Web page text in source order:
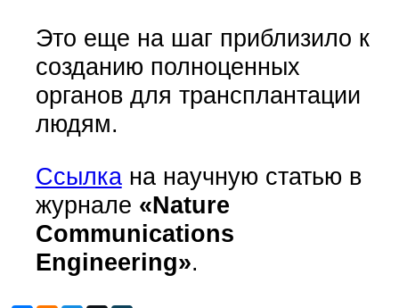
Это еще на шаг приблизило к
созданию полноценных
органов для трансплантации
людям.
Ссылкана научную статью в
журнале «Nature
Communications
Engineering».